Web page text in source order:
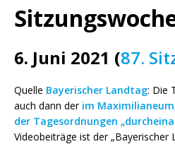
6. Juni 2021 (87.
Quelle Bayerischer Landtag: Die
auch dann derim
der Tagesordnungen
Videobeiträge ist der „Bayerischer